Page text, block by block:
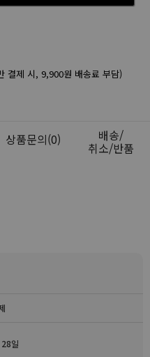
결제 시, 9,900원 배송료 부담)
상품문의(0) 배송/
취소/반품
일